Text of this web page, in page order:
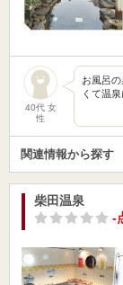
40代 女
性
お風呂
くて温
関連情報から探す
柴田温泉
-